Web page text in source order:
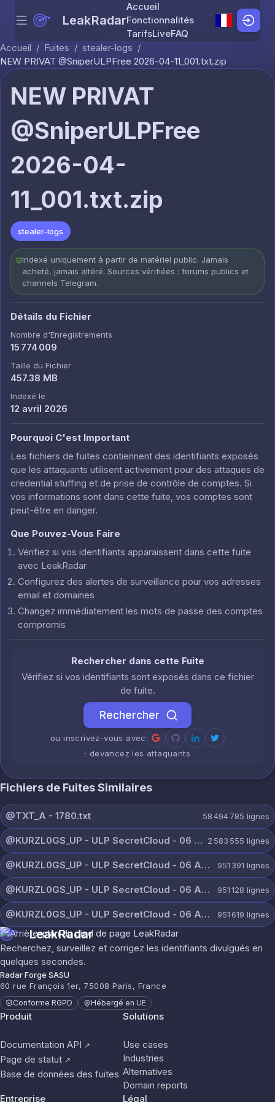
Skip to content
Menu LeakRadar
Accueil
Fonctionnalités
TarifsLiveFAQ
Accueil / Fuites / stealer-logs /
NEW PRIVAT @SniperULPFree 2026-04-11_001.txt.zip
NEW PRIVAT
@SniperULPFree
2026-04-
11_001.txt.zip
stealer-logs
Indexé uniquement à partir de matériel public. Jamais
acheté, jamais altéré. Sources vérifiées : forums publics et
channels Telegram.
Détails du Fichier
Nombre d'Enregistrements
15 774 009
Taille du Fichier
457.38 MB
Indexé le
12 avril 2026
Pourquoi C'est Important
Les fichiers de fuites contiennent des identifiants exposés
que les attaquants utilisent activement pour des attaques de
credential stuffing et de prise de contrôle de comptes. Si
vos informations sont dans cette fuite, vos comptes sont
peut-être en danger.
Que Pouvez-Vous Faire
Vérifiez si vos identifiants apparaissent dans cette fuite
avec LeakRadar
Configurez des alertes de surveillance pour vos adresses
email et domaines
Changez immédiatement les mots de passe des comptes
compromis
Rechercher dans cette Fuite
Vérifiez si vos identifiants sont exposés dans ce fichier
de fuite.
Rechercher
ou inscrivez-vous avec
· devancez les attaquants
Fichiers de Fuites Similaires
@TXT_A - 1780.txt 58 494 785 lignes
@KURZL0GS_UP - ULP SecretCloud - 06 August 2026.txt 2 583 555 lignes
@KURZL0GS_UP - ULP SecretCloud - 06 August 2026 (9).txt 951 391 lignes
@KURZL0GS_UP - ULP SecretCloud - 06 August 2026 (8).txt 951 128 lignes
@KURZL0GS_UP - ULP SecretCloud - 06 August 2026 (7).txt 951 619 lignes
LeakRadar
Recherchez, surveillez et corrigez les identifiants divulgués en
quelques secondes.
Radar Forge SASU
60 rue François 1er, 75008 Paris, France
Conforme RGPD Hébergé en UE
Produit
Documentation API ↗
Page de statut ↗
Base de données des fuites
Solutions
Use cases
Industries
Alternatives
Domain reports
Entreprise
Légal